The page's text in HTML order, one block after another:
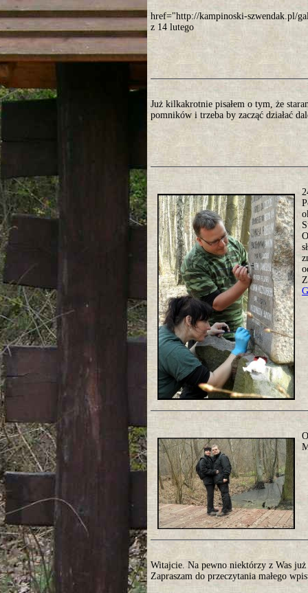
href="http://kampinoski-szwendak.pl/
z 14 lutego
Już kilkakrotnie pisałem o tym, że
pomników i trzeba by zacząć działać
Witajcie. Na pewno niektórzy z Was
Zapraszam do przeczytania małego